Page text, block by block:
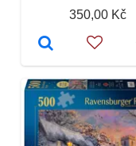
350,00 Kč